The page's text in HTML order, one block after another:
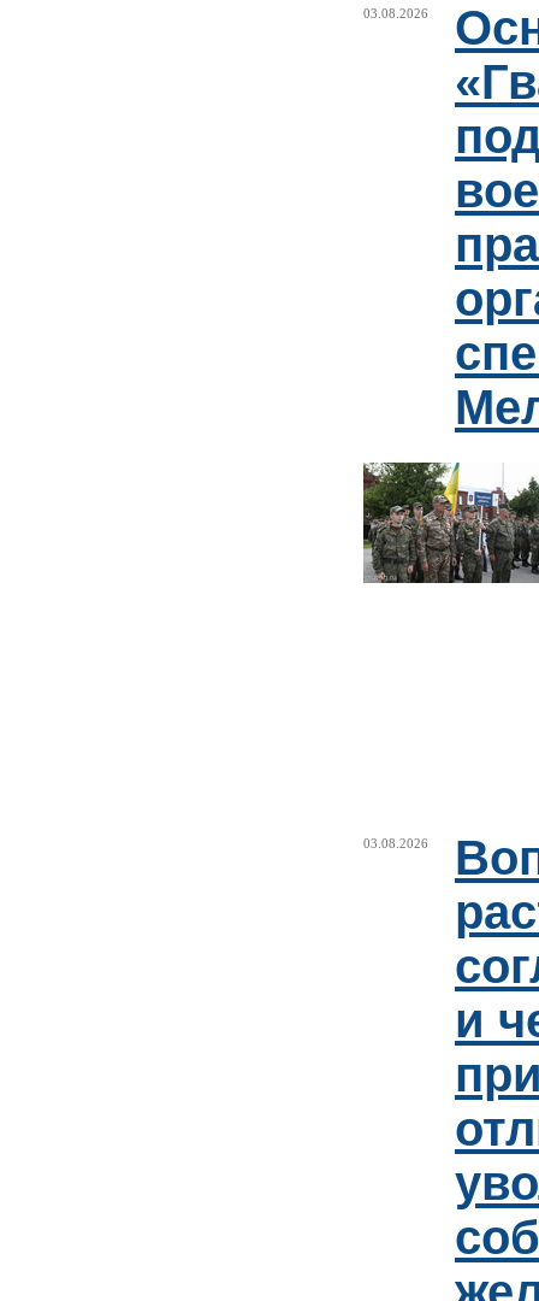
03.08.2026
03.08.2026
и